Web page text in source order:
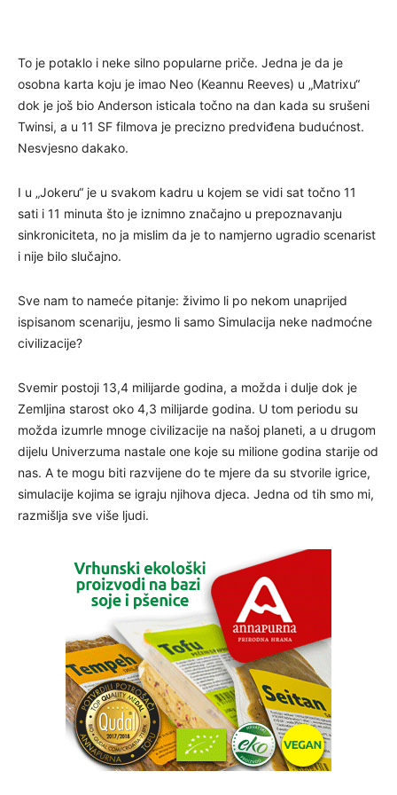
To je potaklo i neke silno popularne priče. Jedna je da je
osobna karta koju je imao Neo (Keannu Reeves) u „Matrixu“
dok je još bio Anderson isticala točno na dan kada su srušeni
Twinsi, a u 11 SF filmova je precizno predviđena budućnost.
Nesvjesno dakako.
I u „Jokeru“ je u svakom kadru u kojem se vidi sat točno 11
sati i 11 minuta što je iznimno značajno u prepoznavanju
sinkroniciteta, no ja mislim da je to namjerno ugradio scenarist
i nije bilo slučajno.
Sve nam to nameće pitanje: živimo li po nekom unaprijed
ispisanom scenariju, jesmo li samo Simulacija neke nadmoćne
civilizacije?
Svemir postoji 13,4 milijarde godina, a možda i dulje dok je
Zemljina starost oko 4,3 milijarde godina. U tom periodu su
možda izumrle mnoge civilizacije na našoj planeti, a u drugom
dijelu Univerzuma nastale one koje su milione godina starije od
nas. A te mogu biti razvijene do te mjere da su stvorile igrice,
simulacije kojima se igraju njihova djeca. Jedna od tih smo mi,
razmišlja sve više ljudi.